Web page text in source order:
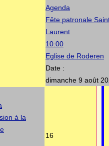
Agenda
Fête patronale
Laurent
10:00
Eglise de Roderen
Date :
dimanche 9 août
à la
16